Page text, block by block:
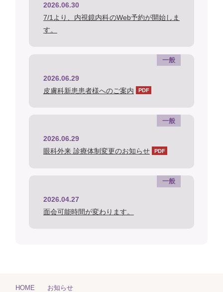
2026.06.30
7/1より、内視鏡内科のWeb予約が開始しま
す。
2026.06.29
皮膚科新患患者様へのご案内
一般
2026.06.29
眼科外来 診療体制変更のお知らせ
一般
2026.04.27
面会可能時間が変わります。
一般
HOME お知らせ